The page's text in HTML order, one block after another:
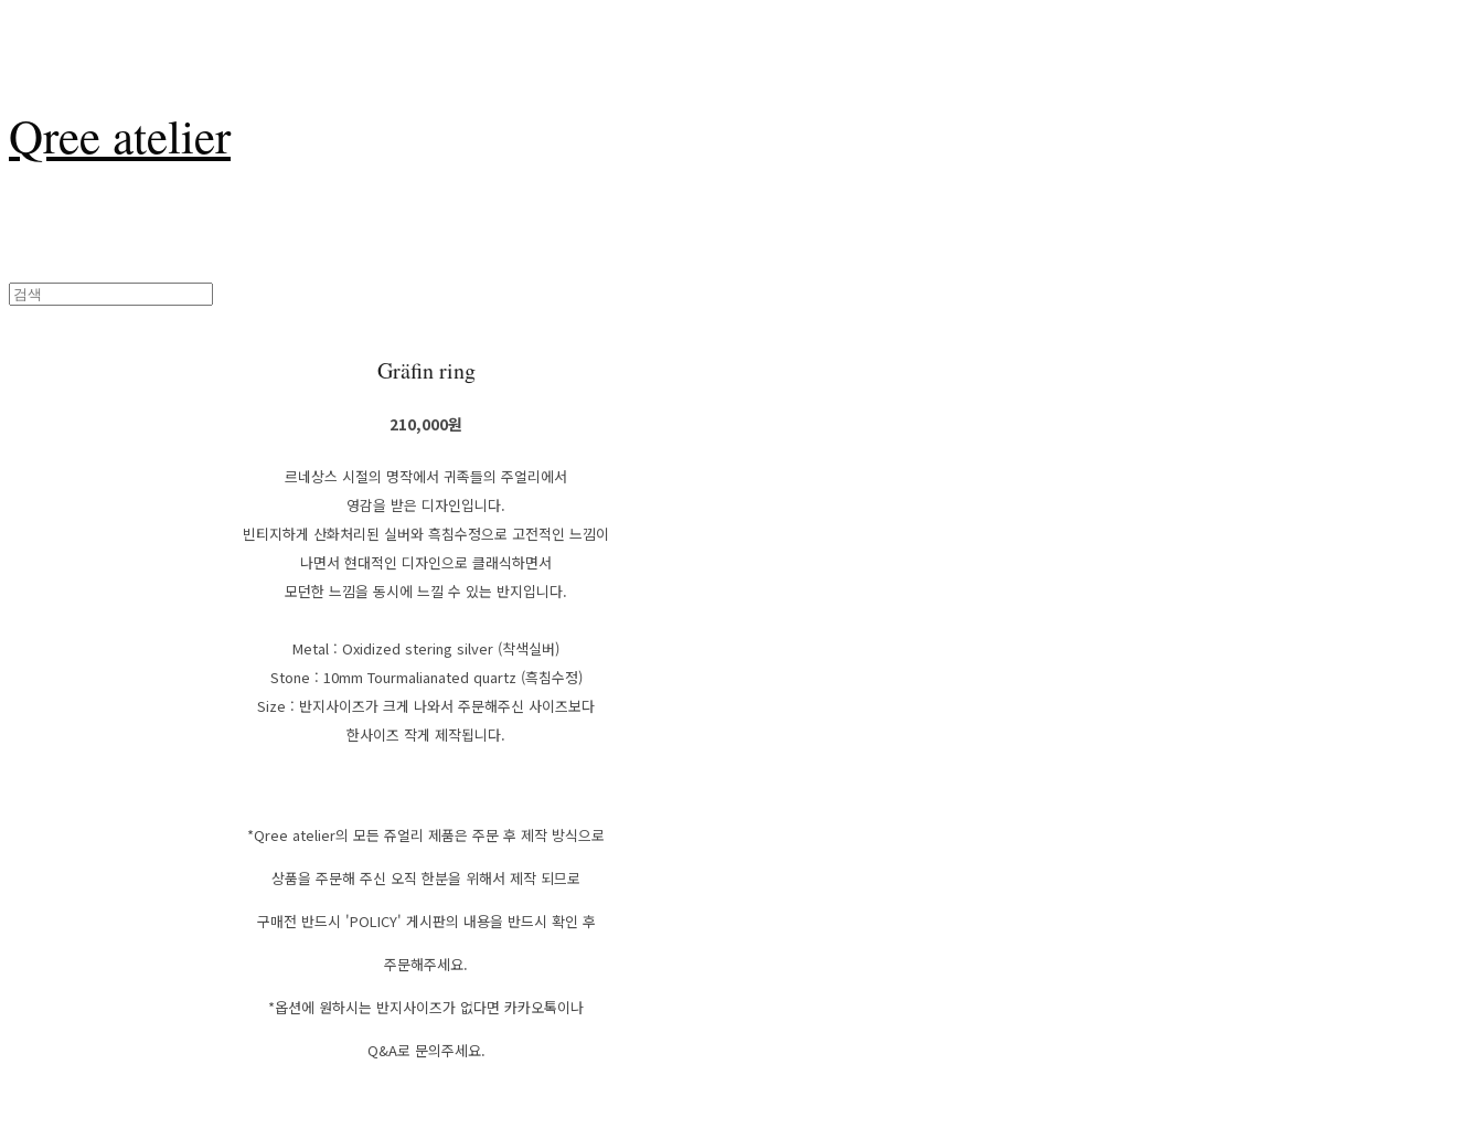
Qree atelier
Gräfin ring
210,000원
르네상스 시절의 명작에서 귀족들의 주얼리에서
영감을 받은 디자인입니다.
빈티지하게 산화처리된 실버와 흑침수정으로 고전적인 느낌이
나면서 현대적인 디자인으로 클래식하면서
모던한 느낌을 동시에 느낄 수 있는 반지입니다.
Metal : Oxidized stering silver (착색실버)
Stone : 10mm Tourmalianated quartz (흑침수정)
Size : 반지사이즈가 크게 나와서 주문해주신 사이즈보다
한사이즈 작게 제작됩니다.
*Qree atelier의 모든 쥬얼리 제품은 주문 후 제작 방식으로
상품을 주문해 주신 오직 한분을 위해서 제작 되므로
구매전 반드시 'POLICY' 게시판의 내용을 반드시 확인 후
주문해주세요.
*옵션에 원하시는 반지사이즈가 없다면 카카오톡이나
Q&A로 문의주세요.